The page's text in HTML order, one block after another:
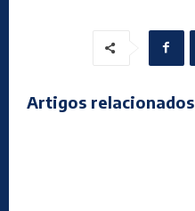
Artigos relacionados